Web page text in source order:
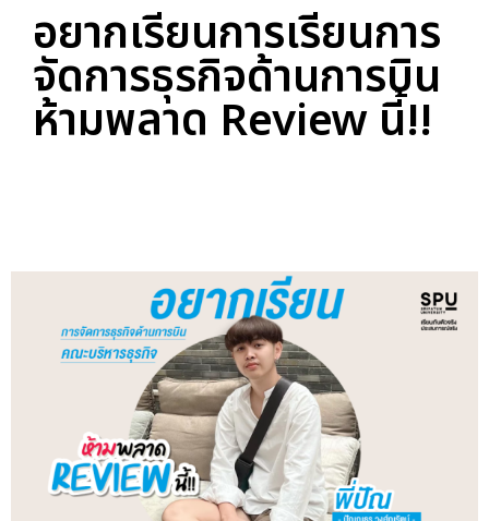
อยากเรียนการเรียนการ
จัดการธุรกิจด้านการบิน
ห้ามพลาด Review นี้!!